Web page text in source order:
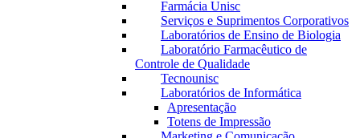
Farmácia Unisc
Serviços e Suprimentos Corporativos
Laboratórios de Ensino de Biologia
Laboratório Farmacêutico de
Controle de Qualidade
Tecnounisc
Laboratórios de Informática
Apresentação
Totens de Impressão